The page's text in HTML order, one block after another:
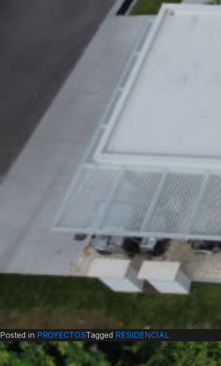
Posted in PROYECTOSTagged RESIDENCIAL